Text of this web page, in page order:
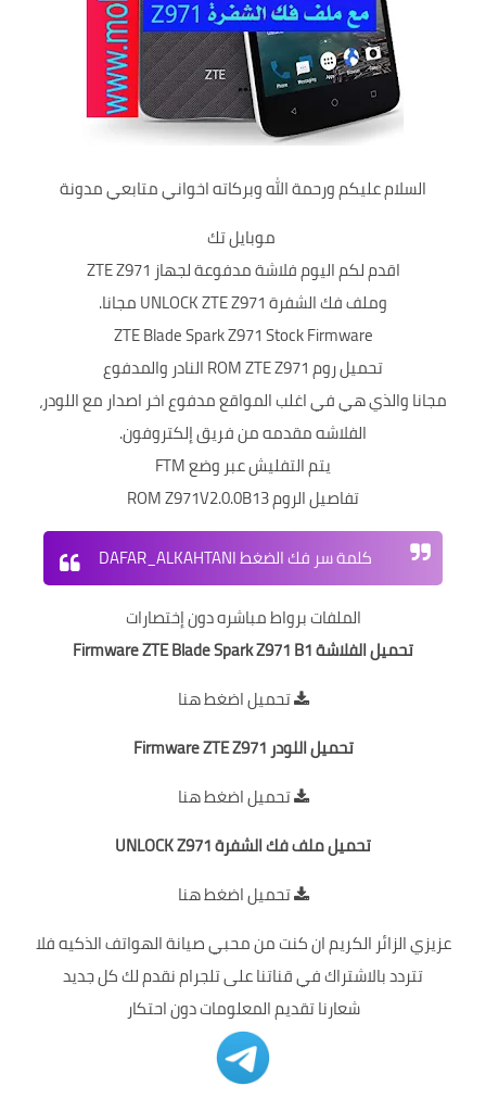
السلام عليكم ورحمة الله وبركاته اخواني متابعي مدونة
موبايل تك
اقدم لكم اليوم فلاشة مدفوعة لجهاز ZTE Z971
وملف فك الشفرة UNLOCK ZTE Z971 مجانا.
ZTE Blade Spark Z971 Stock Firmware
تحميل روم ROM ZTE Z971 النادر والمدفوع
مجانا والذي هي في اغلب المواقع مدفوع اخر اصدار مع اللودر،
الفلاشه مقدمه من فريق إلكتروفون.
يتم التفليش عبر وضع FTM
تفاصيل الروم ROM Z971V2.0.0B13
كلمة سر فك الضغط DAFAR_ALKAHTANI
الملفات برواط مباشره دون إختصارات
تحميل الفلاشة Firmware ZTE Blade Spark Z971 B1
تحميلاضغط هنا
تحميل اللودر Firmware ZTE Z971
تحميلاضغط هنا
تحميل ملف فك الشفرة UNLOCK Z971
تحميلاضغط هنا
عزيزي الزائر الكريم ان كنت من محبي صيانة الهواتف الذكيه فلا
تتردد بالاشتراك في قناتنا على تلجرام نقدم لك كل جديد
شعارنا تقديم المعلومات دون احتكار